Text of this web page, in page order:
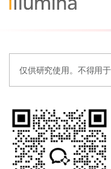
仅供研究使用。不得用